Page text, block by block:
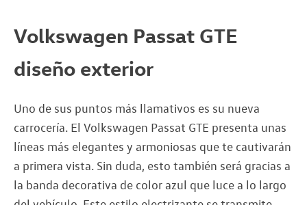
Volkswagen Passat GTE
diseño exterior
Uno de sus puntos más llamativos es su nueva
carrocería. El Volkswagen Passat GTE presenta unas
líneas más elegantes y armoniosas que te cautivarán
a primera vista. Sin duda, esto también será gracias a
la banda decorativa de color azul que luce a lo largo